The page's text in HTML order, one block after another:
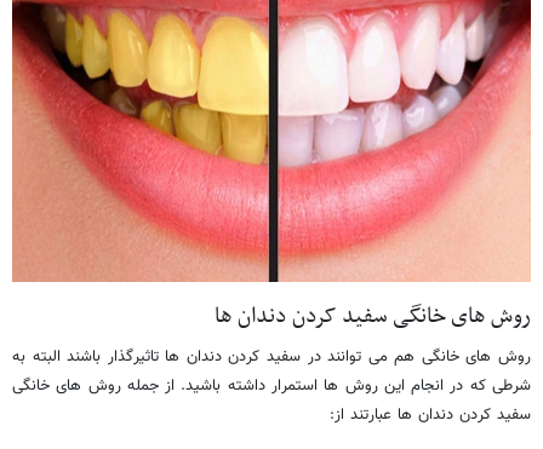
روش های خانگی سفید کردن دندان ها
روش های خانگی هم می توانند در سفید کردن دندان ها تاثیرگذار باشند البته به
شرطی که در انجام این روش ها استمرار داشته باشید. از جمله روش های خانگی
سفید کردن دندان ها عبارتند از: